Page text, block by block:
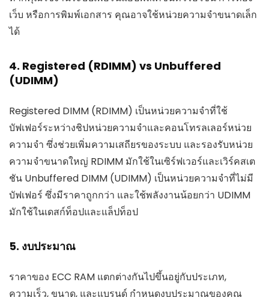
เว็บ หรือการพิมพ์เอกสาร คุณอาจใช้หน่วยความจำขนาดเล็ก
ได้
4. Registered (RDIMM) vs Unbuffered
(UDIMM)
Registered DIMM (RDIMM) เป็นหน่วยความจำที่ใช้
บัฟเฟอร์ระหว่างชิปหน่วยความจำและคอนโทรลเลอร์หน่วย
ความจำ ซึ่งช่วยเพิ่มความเสถียรของระบบ และรองรับหน่วย
ความจำขนาดใหญ่ RDIMM มักใช้ในเซิร์ฟเวอร์และเวิร์คสเต
ชัน Unbuffered DIMM (UDIMM) เป็นหน่วยความจำที่ไม่มี
บัฟเฟอร์ ซึ่งมีราคาถูกกว่า และใช้พลังงานน้อยกว่า UDIMM
มักใช้ในเดสก์ท็อปและแล็ปท็อป
5. งบประมาณ
ราคาของ ECC RAM แตกต่างกันไปขึ้นอยู่กับประเภท,
ความเร็ว, ขนาด, และแบรนด์ กำหนดงบประมาณของคุณ